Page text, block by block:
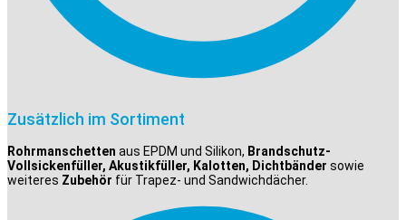
Zusätzlich im Sortiment
Rohrmanschetten aus EPDM und Silikon, Brandschutz-
Vollsickenfüller, Akustikfüller, Kalotten, Dichtbänder sowie
weiteres Zubehör für Trapez- und Sandwichdächer.